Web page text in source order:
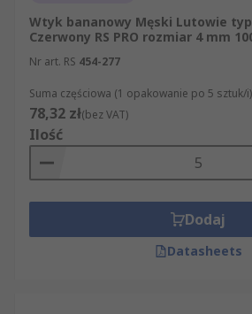
Wtyk bananowy Męski Lutowie typ
Czerwony RS PRO rozmiar 4 mm
Nr art. RS 454-277
Suma częściowa (1 opakowanie po 5 sztuk/i)
78,32 zł(bez VAT)
Ilość
Dodaj
Datasheets